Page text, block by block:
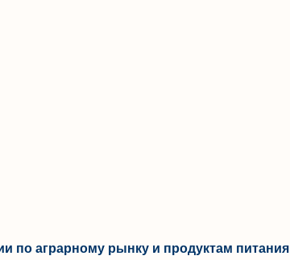
по аграрному рынку и продуктам питания